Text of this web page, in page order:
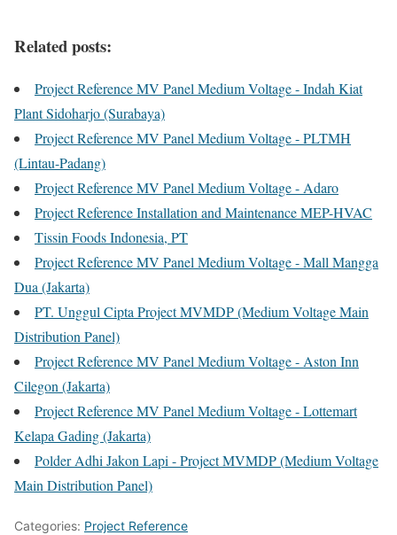
Related posts:
Project Reference MV Panel Medium Voltage - Indah Kiat
Plant Sidoharjo (Surabaya)
Project Reference MV Panel Medium Voltage - PLTMH
(Lintau-Padang)
Project Reference MV Panel Medium Voltage - Adaro
Project Reference Installation and Maintenance MEP-HVAC
Tissin Foods Indonesia, PT
Project Reference MV Panel Medium Voltage - Mall Mangga
Dua (Jakarta)
PT. Unggul Cipta Project MVMDP (Medium Voltage Main
Distribution Panel)
Project Reference MV Panel Medium Voltage - Aston Inn
Cilegon (Jakarta)
Project Reference MV Panel Medium Voltage - Lottemart
Kelapa Gading (Jakarta)
Polder Adhi Jakon Lapi - Project MVMDP (Medium Voltage
Main Distribution Panel)
Categories: Project Reference